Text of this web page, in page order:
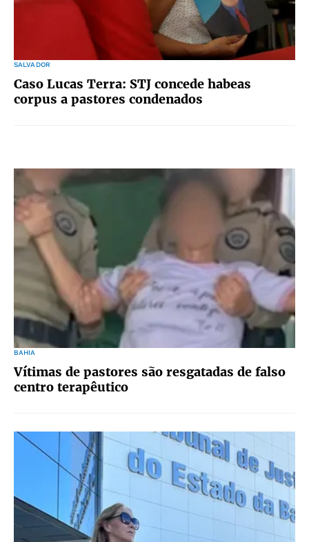
SALVADOR
Caso Lucas Terra: STJ concede habeas
corpus a pastores condenados
BAHIA
Vítimas de pastores são resgatadas de falso
centro terapêutico